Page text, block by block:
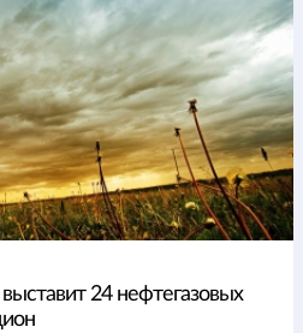
24 нефтегазовых